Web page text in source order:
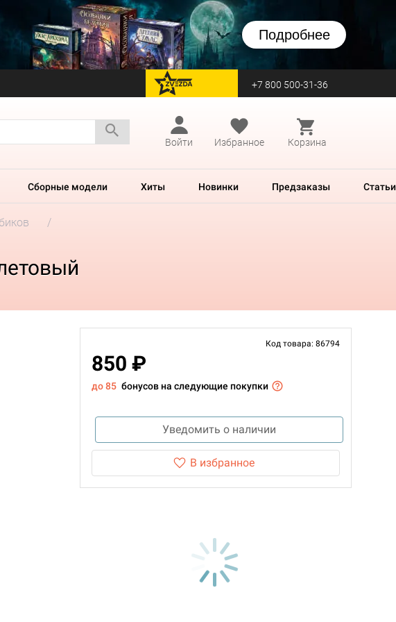
Подробнее
перейти на Zvezda +7 800 500-31-36
Войти
Избранное Корзина
Сборные модели Хиты Новинки Предзаказы Статьи
Код товара: 86794
850 ₽
до 85 бонусов на следующие покупки
Уведомить о наличии
В избранное